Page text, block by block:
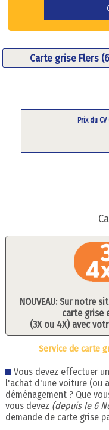
Carte grise Flers
Prix du
NOUVEAU: Sur notre
carte grise
(3X ou 4X) avec
Service de carte
Vous devez effectuer
l'achat d'une voiture (ou
déménagement ? Que
vous devez (depuis le 6
demande de carte grise